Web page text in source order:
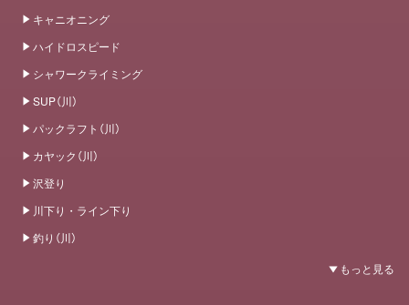
キャニオニング
ハイドロスピード
シャワークライミング
SUP（川）
パックラフト（川）
カヤック（川）
沢登り
川下り・ライン下り
釣り（川）